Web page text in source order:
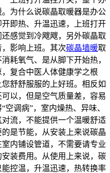
为什么说碳晶取暖器是办公
即热、升温迅速，上班打开
感觉到冷飕飕，另外碳晶取
影响上班。其次碳晶墙暖取
耗氧气、是从脚下开始热，
复合中医人体健康学之根
舒舒服服的上好班。相反如
以，但是空气质量差，容易
调病”，室内燥热、异味、
流，不能提供一个温暖舒适
是节能，从安装上来说碳晶
内铺设管道，不需要请专业
装费用。从使用上来说，碳
控温，升温迅速，热转换率